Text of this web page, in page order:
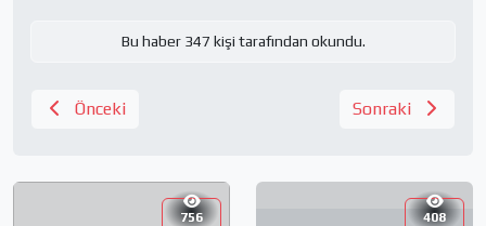
756 408
Bu haber 347 kişi tarafından okundu.
Önceki Sonraki